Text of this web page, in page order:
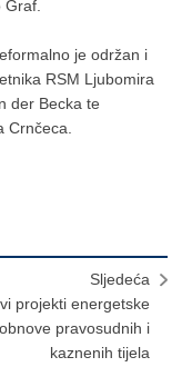
Graf.
je održan i
RSM Ljubomira
der Becka te
Crnčeca.
Sljedeća
projekti energetske
obnove pravosudnih i
kaznenih tijela